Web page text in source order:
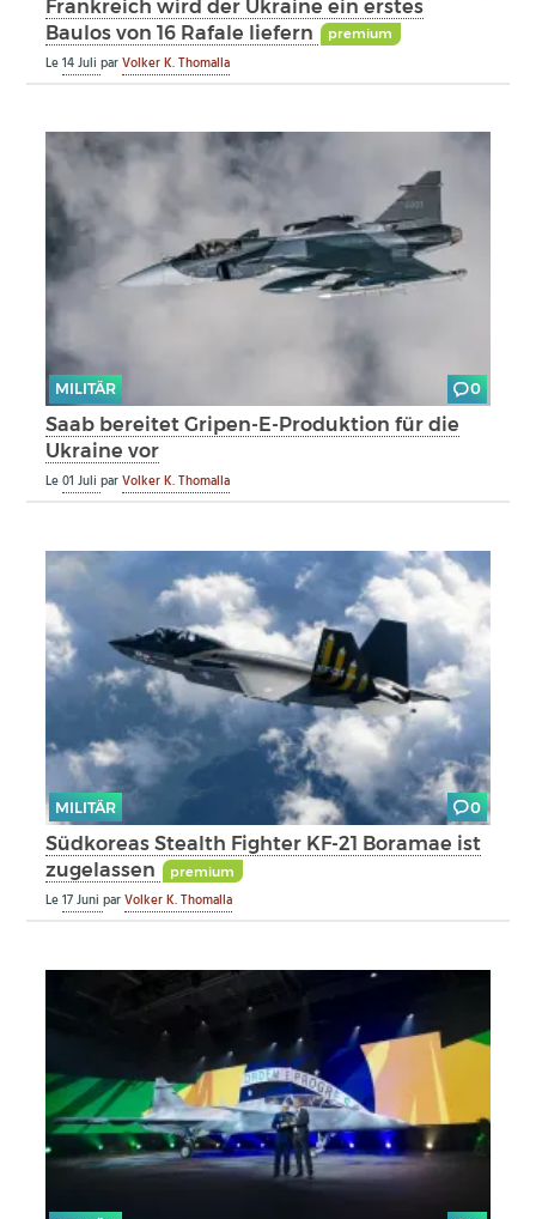
Frankreich wird der Ukraine ein erstes
Baulos von 16 Rafale liefern
premium
Le14 JuliparVolker K. Thomalla
MILITÄR 0
Saab bereitet Gripen-E-Produktion für die
Ukraine vor
Le01 JuliparVolker K. Thomalla
MILITÄR 0
Südkoreas Stealth Fighter KF-21 Boramae ist
zugelassen
premium
Le17 JuniparVolker K. Thomalla